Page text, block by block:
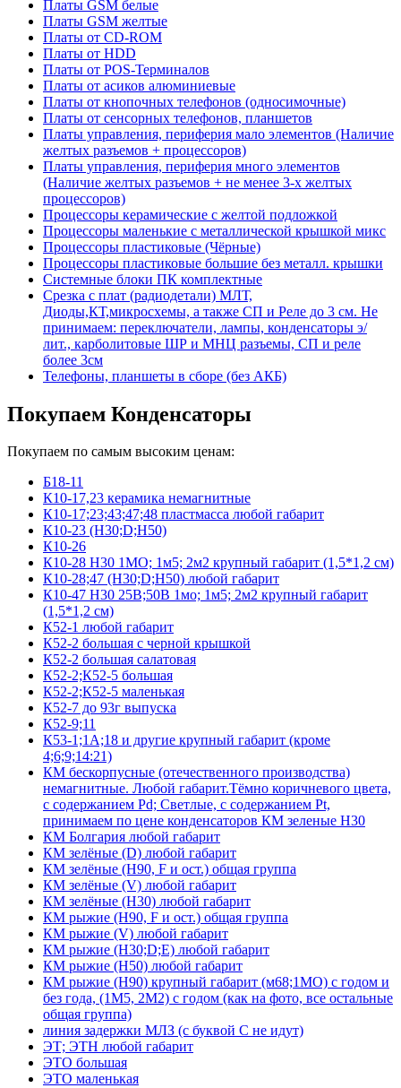
Платы GSM белые
Платы GSM желтые
Платы от CD-ROM
Платы от HDD
Платы от POS-Терминалов
Платы от асиков алюминиевые
Платы от кнопочных телефонов (односимочные)
Платы от сенсорных телефонов, планшетов
Платы управления, периферия мало элементов (Наличие
желтых разъемов + процессоров)
Платы управления, периферия много элементов
(Наличие желтых разъемов + не менее 3-х желтых
процессоров)
Процессоры керамические с желтой подложкой
Процессоры маленькие с металлической крышкой микс
Процессоры пластиковые (Чёрные)
Процессоры пластиковые большие без металл. крышки
Системные блоки ПК комплектные
Срезка с плат (радиодетали) МЛТ,
Диоды,КТ,микросхемы, а также СП и Реле до 3 см. Не
принимаем: переключатели, лампы, конденсаторы э/
лит., карболитовые ШР и МНЦ разъемы, СП и реле
более 3см
Телефоны, планшеты в сборе (без АКБ)
Покупаем Конденсаторы
Покупаем по самым высоким ценам:
Б18-11
К10-17,23 керамика немагнитные
К10-17;23;43;47;48 пластмасса любой габарит
К10-23 (Н30;D;Н50)
К10-26
К10-28 Н30 1МО; 1м5; 2м2 крупный габарит (1,5*1,2 см)
К10-28;47 (Н30;D;Н50) любой габарит
К10-47 Н30 25В;50В 1мо; 1м5; 2м2 крупный габарит
(1,5*1,2 см)
К52-1 любой габарит
К52-2 большая с черной крышкой
К52-2 большая салатовая
К52-2;К52-5 большая
К52-2;К52-5 маленькая
К52-7 до 93г выпуска
К52-9;11
К53-1;1А;18 и другие крупный габарит (кроме
4;6;9;14:21)
КМ бескорпусные (отечественного производства)
немагнитные. Любой габарит.Тёмно коричневого цвета,
с содержанием Pd; Светлые, с содержанием Pt,
принимаем по цене конденсаторов КМ зеленые Н30
КМ Болгария любой габарит
КМ зелёные (D) любой габарит
КМ зелёные (H90, F и ост.) общая группа
КМ зелёные (V) любой габарит
КМ зелёные (Н30) любой габарит
КМ рыжие (H90, F и ост.) общая группа
КМ рыжие (V) любой габарит
КМ рыжие (Н30;D;E) любой габарит
КМ рыжие (Н50) любой габарит
КМ рыжие (Н90) крупный габарит (м68;1МО) с годом и
без года, (1М5, 2М2) с годом (как на фото, все остальные
общая группа)
линия задержки МЛЗ (с буквой С не идут)
ЭТ; ЭТН любой габарит
ЭТО большая
ЭТО маленькая